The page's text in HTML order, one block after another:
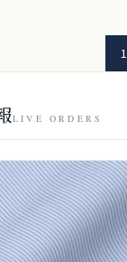
1
LIVE ORDERS